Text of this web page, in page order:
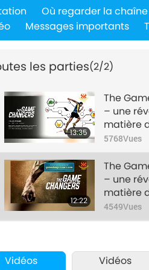
Où regarder la chaîne
Messages importants
les parties(2/2)
13:35
The
– une
matière
nutrition et
1/2
5768Vues
12:22
The
– une
matière
nutrition et
4549Vues
Vidéos
Vidéos